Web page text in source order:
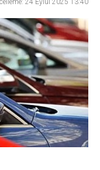
24 Eylül 2025 13:40